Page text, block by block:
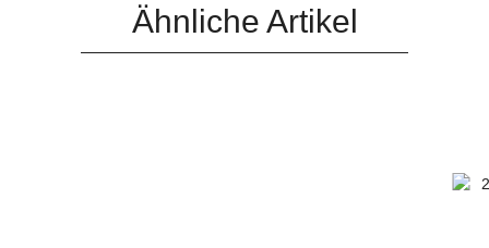
Ähnliche Artikel